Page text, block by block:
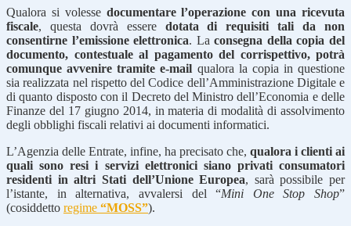
Qualora si volesse documentare l’operazione con una ricevuta
fiscale, questa dovrà essere dotata di requisiti tali da non
consentirne l’emissione elettronica. Laconsegna della copia del
documento, contestuale al pagamento del corrispettivo, potrà
comunque avvenire tramite e-mail qualora la copia in questione
sia realizzata nel rispetto del Codice dell’Amministrazione Digitale e
di quanto disposto con il Decreto del Ministro dell’Economia e delle
Finanze del 17 giugno 2014, in materia di modalità di assolvimento
degli obblighi fiscali relativi ai documenti informatici.
L’Agenzia delle Entrate, infine, ha precisato che, qualora i clienti ai
quali sono resi i servizi elettronici siano privati consumatori
residenti in altri Stati dell’Unione Europea, sarà possibile per
l’istante, in alternativa, avvalersi del “Mini One Stop Shop”
(cosiddetto regime “MOSS”).